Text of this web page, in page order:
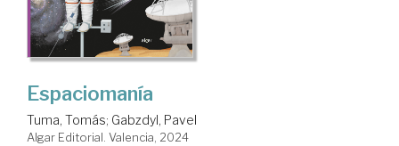
Espaciomanía
Tuma, Tomás; Gabzdyl, Pavel
Algar Editorial. Valencia, 2024